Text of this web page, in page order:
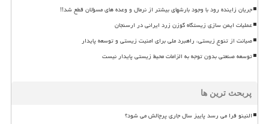
جریان زاینده رود با وجود بارشهای بیشتر از نرمال و وعده های مسؤلان قطع شد!!
عملیات ایمن سازی زیستگاه گوزن زرد ایرانی در ارسنجان
صیانت از تنوع زیستی، راهبرد ملی برای امنیت زیستی و توسعه پایدار
توسعه صنعتی بدون توجه به الزامات محیط زیستی پایدار نیست
پربحث ترین ها
النینو فرا می رسد پاییز سال جاری پرچالش می شود؟